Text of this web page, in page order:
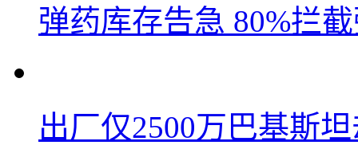
弹药库存告急 80%拦
出厂仅2500万巴基斯